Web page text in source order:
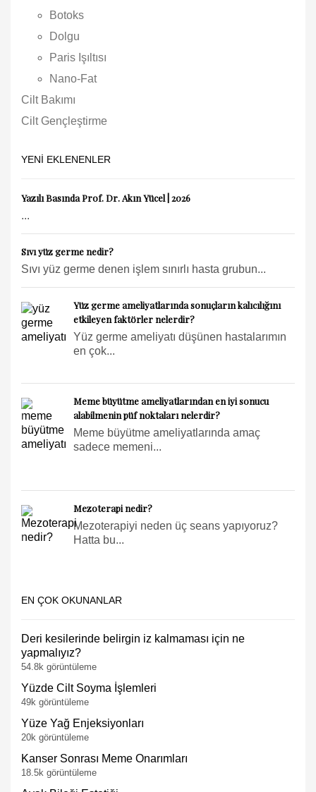
Botoks
Dolgu
Paris Işıltısı
Nano-Fat
Cilt Bakımı
Cilt Gençleştirme
YENI EKLENENLER
Yazılı Basında Prof. Dr. Akın Yücel | 2026
...
Sıvı yüz germe nedir?
Sıvı yüz germe denen işlem sınırlı hasta grubun...
Yüz germe ameliyatlarında sonuçların kalıcılığını
etkileyen faktörler nelerdir?
Yüz germe ameliyatı düşünen hastalarımın
en çok...
Meme büyütme ameliyatlarından en iyi sonucu
alabilmenin püf noktaları nelerdir?
Meme büyütme ameliyatlarında amaç
sadece memeni...
Mezoterapi nedir?
Mezoterapiyi neden üç seans yapıyoruz?
Hatta bu...
EN ÇOK OKUNANLAR
Deri kesilerinde belirgin iz kalmaması için ne
yapmalıyız?
54.8k görüntüleme
Yüzde Cilt Soyma İşlemleri
49k görüntüleme
Yüze Yağ Enjeksiyonları
20k görüntüleme
Kanser Sonrası Meme Onarımları
18.5k görüntüleme